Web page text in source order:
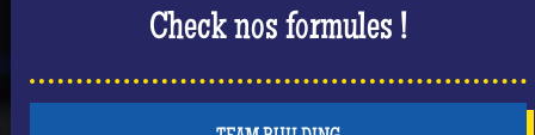
Check nos formules !